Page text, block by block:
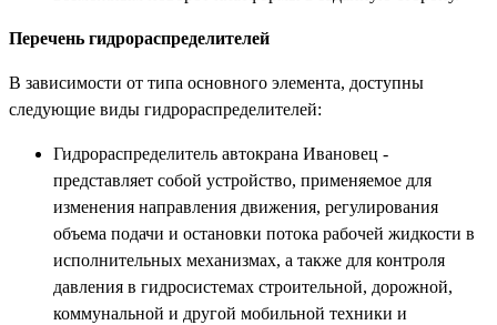
Перечень гидрораспределителей
В зависимости от типа основного элемента, доступны
следующие виды гидрораспределителей:
Гидрораспределитель автокрана Ивановец -
представляет собой устройство, применяемое для
изменения направления движения, регулирования
объема подачи и остановки потока рабочей жидкости в
исполнительных механизмах, а также для контроля
давления в гидросистемах строительной, дорожной,
коммунальной и другой мобильной техники и